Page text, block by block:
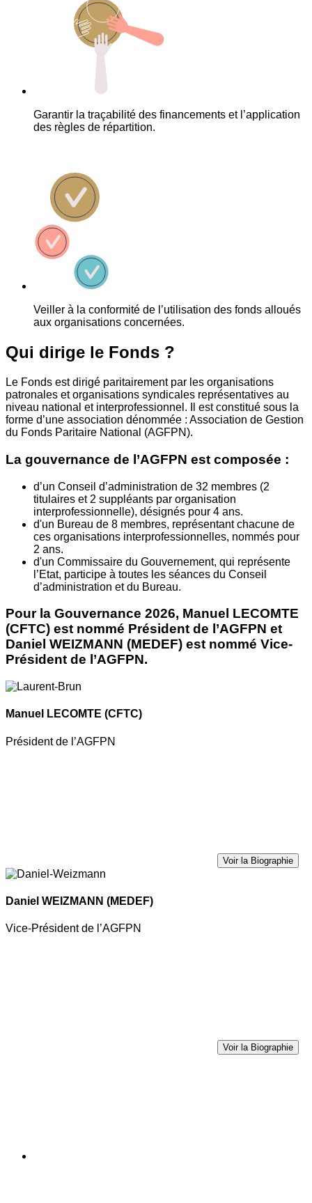
Garantir la traçabilité des financements et l’application
des règles de répartition.
Veiller à la conformité de l’utilisation des fonds alloués
aux organisations concernées.
Qui dirige le Fonds ?
Le Fonds est dirigé paritairement par les organisations
patronales et organisations syndicales représentatives au
niveau national et interprofessionnel. Il est constitué sous la
forme d’une association dénommée : Association de Gestion
du Fonds Paritaire National (AGFPN).
La gouvernance de l’AGFPN est composée :
d’un Conseil d’administration de 32 membres (2
titulaires et 2 suppléants par organisation
interprofessionnelle), désignés pour 4 ans.
d'un Bureau de 8 membres, représentant chacune de
ces organisations interprofessionnelles, nommés pour
2 ans.
d'un Commissaire du Gouvernement, qui représente
l’Etat, participe à toutes les séances du Conseil
d’administration et du Bureau.
Pour la Gouvernance 2026, Manuel LECOMTE
(CFTC) est nommé Président de l’AGFPN et
Daniel WEIZMANN (MEDEF) est nommé Vice-
Président de l’AGFPN.
Manuel LECOMTE (CFTC)
Président de l’AGFPN
Voir la Biographie
Daniel WEIZMANN (MEDEF)
Vice-Président de l’AGFPN
Voir la Biographie